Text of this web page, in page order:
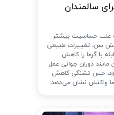
سالمندان
علت حساسیت بیشتر
سن، تغییرات طبیعی
با گرما را کاهش
دوران جوانی عمل
حس تشنگی کاهش
واکنش نشان می‌دهد.